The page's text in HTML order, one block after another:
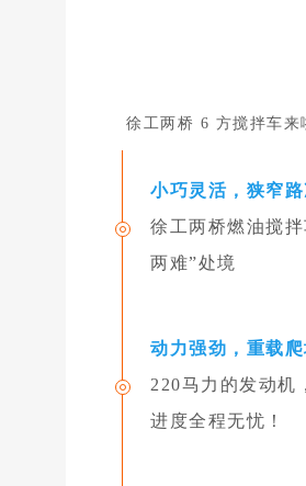
徐工两桥 6 方搅拌车来
小巧灵活，狭窄
徐工两桥燃油搅
两难”处境
动力强劲，重载
220马力的发动机
进度全程无忧！